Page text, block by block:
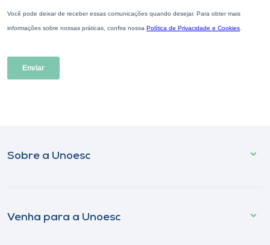
Sobre a Unoesc
Venha para a Unoesc